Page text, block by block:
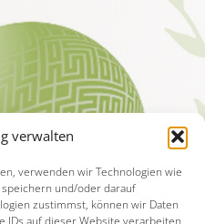
verwalten
verwenden wir Technologien wie
und/oder darauf
zustimmst, können wir Daten
auf dieser Website verarbeiten.